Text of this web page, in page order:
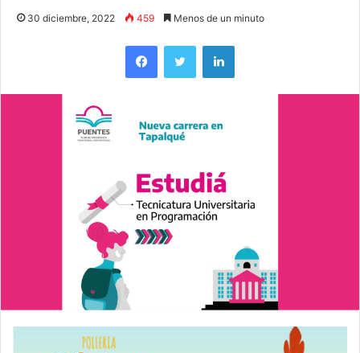
30 diciembre, 2022 459 Menos de un minuto